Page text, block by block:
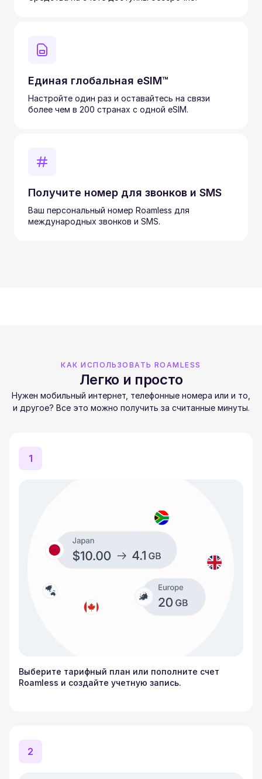
Единая глобальная eSIM™
Настройте один раз и оставайтесь на связи
более чем в 200 странах с одной eSIM.
Получите номер для звонков и SMS
Ваш персональный номер Roamless для
международных звонков и SMS.
КАК ИСПОЛЬЗОВАТЬ ROAMLESS
Легко и просто
Нужен мобильный интернет, телефонные номера или и то,
и другое? Все это можно получить за считанные минуты.
1
Выберите тарифный план или пополните счет
Roamless и создайте учетную запись.
2